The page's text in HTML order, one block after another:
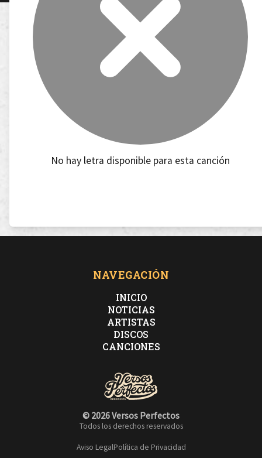
No hay letra disponible para esta canción
NAVEGACIÓN
INICIO
NOTICIAS
ARTISTAS
DISCOS
CANCIONES
© 2026 Versos Perfectos
Todos los derechos reservados
Aviso LegalPolítica de Privacidad